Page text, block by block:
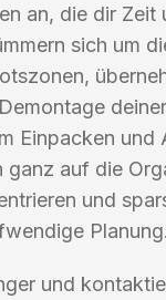
an, die dir Zeit
sich um
Einpacken und
ganz auf die
und
Planung.
und